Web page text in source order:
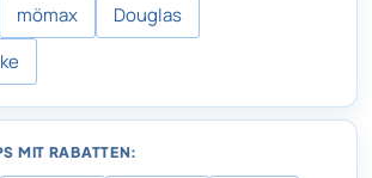
mömax
Douglas
MIT RABATTEN: